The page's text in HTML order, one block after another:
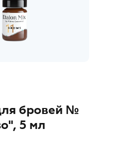
купить
бровей №
5 мл